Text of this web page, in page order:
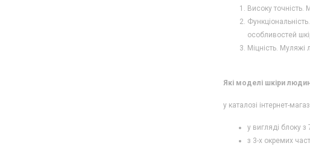
Високу точність.
особливостей
Міцність. Муляжі
Які моделі шкіри
у каталозі інтернет-
у вигляді блоку
з 3-х окремих